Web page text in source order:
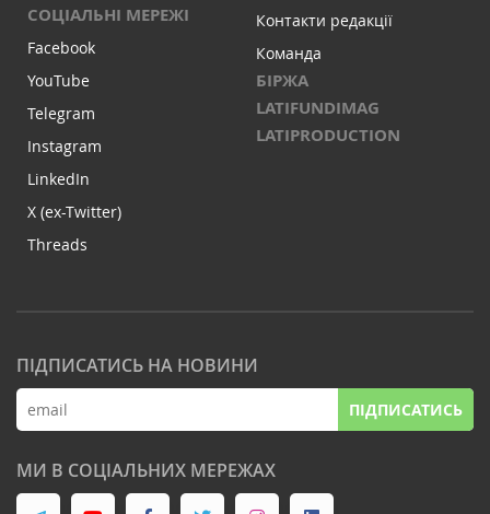
СОЦІАЛЬНІ МЕРЕЖІ
Facebook
YouTube
Telegram
Instagram
LinkedIn
X (ex-Twitter)
Threads
Контакти редакції
Команда
БІРЖА
LATIFUNDIMAG
LATIPRODUCTION
ПІДПИСАТИСЬ НА НОВИНИ
ПІДПИСАТИСЬ
МИ В СОЦІАЛЬНИХ МЕРЕЖАХ